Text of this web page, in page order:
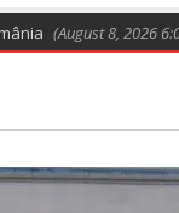
(August 8, 2026 6:02 am)